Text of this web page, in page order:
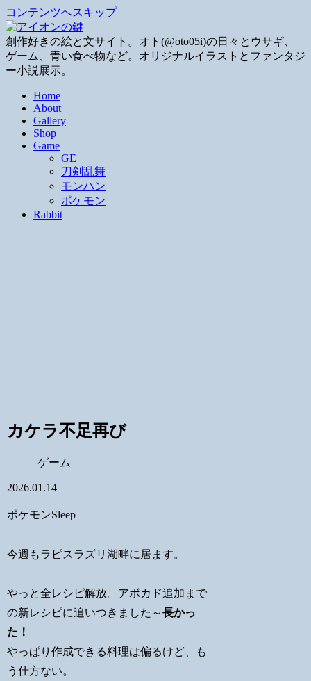
コンテンツへスキップ
創作好きの絵と文サイト。オト(@oto05i)の日々とウサギ、
ゲーム、青い食べ物など。オリジナルイラストとファンタジ
ー小説展示。
Home
About
Gallery
Shop
Game
GE
刀剣乱舞
モンハン
ポケモン
Rabbit
カケラ不足再び
ゲーム
2026.01.14
ポケモンSleep
今週もラピスラズリ湖畔に居ます。
やっと全レシピ解放。アボカド追加まで
の新レシピに追いつきました～長かっ
た！
やっぱり作成できる料理は偏るけど、も
う仕方ない。